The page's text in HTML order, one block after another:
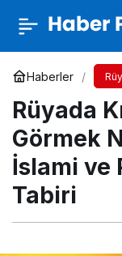
Haberler
Rüyada
Görmek
İslami ve
Tabiri
Rüyada
İslami ve